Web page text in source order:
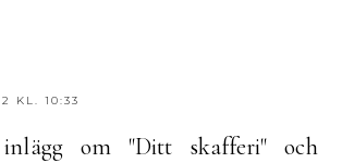
KL. 10:33
om "Ditt skafferi" och